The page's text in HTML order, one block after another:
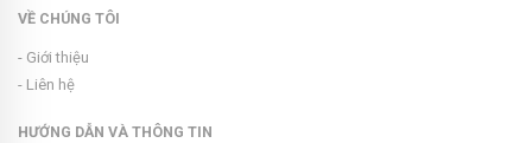
VỀ CHÚNG TÔI
- Giới thiệu
- Liên hệ
HƯỚNG DẪN VÀ THÔNG TIN